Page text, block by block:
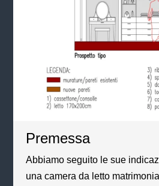
Premessa
Abbiamo seguito le sue
una camera da letto